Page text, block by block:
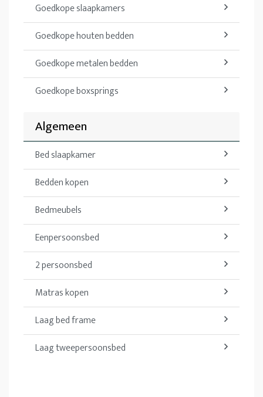
Goedkope slaapkamers
Goedkope houten bedden
Goedkope metalen bedden
Goedkope boxsprings
Algemeen
Bed slaapkamer
Bedden kopen
Bedmeubels
Eenpersoonsbed
2 persoonsbed
Matras kopen
Laag bed frame
Laag tweepersoonsbed